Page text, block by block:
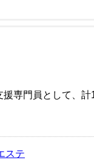
専門員として、
ステ